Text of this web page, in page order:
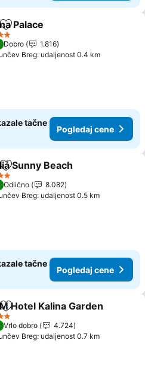
Dodati u favorite
Palace
Dobro
1.816
Breg: udaljenost 0.4 km
tačne
Pogledaj cene
Dodati u favorite
Sunny Beach
Odlično
8.082
Breg: udaljenost 0.5 km
tačne
Pogledaj cene
Dodati u favorite
Hotel Kalina Garden
Vrlo dobro
4.724
Breg: udaljenost 0.7 km